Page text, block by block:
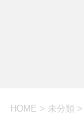
HOME > 未分類 >